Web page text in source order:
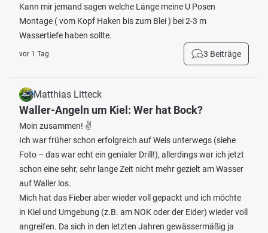
Kann mir jemand sagen welche Länge meine U Posen
Montage ( vom Kopf Haken bis zum Blei ) bei 2-3 m
Wassertiefe haben sollte.
vor 1 Tag 3 Beiträge
Matthias Litteck
Waller-Angeln um Kiel: Wer hat Bock?
Moin zusammen! ✌️
Ich war früher schon erfolgreich auf Wels unterwegs (siehe
Foto – das war echt ein genialer Drill!), allerdings war ich jetzt
schon eine sehr, sehr lange Zeit nicht mehr gezielt am Wasser
auf Waller los.
Mich hat das Fieber aber wieder voll gepackt und ich möchte
in Kiel und Umgebung (z.B. am NOK oder der Eider) wieder voll
angreifen. Da sich in den letzten Jahren gewässermäßig ja